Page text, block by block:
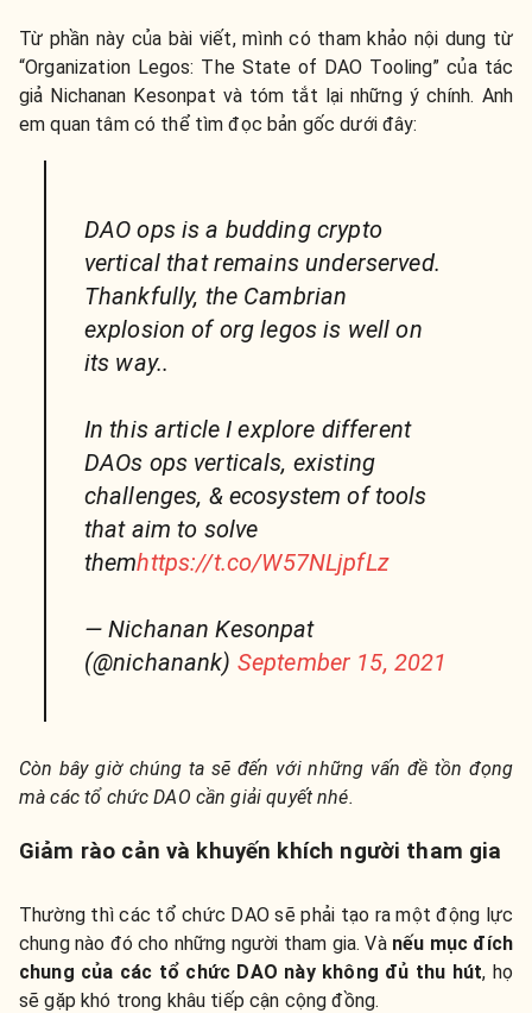
Từ phần này của bài viết, mình có tham khảo nội dung từ
“Organization Legos: The State of DAO Tooling” của tác
giả Nichanan Kesonpat và tóm tắt lại những ý chính. Anh
em quan tâm có thể tìm đọc bản gốc dưới đây:
DAO ops is a budding crypto
vertical that remains underserved.
Thankfully, the Cambrian
explosion of org legos is well on
its way..
In this article I explore different
DAOs ops verticals, existing
challenges, & ecosystem of tools
that aim to solve
themhttps://t.co/W57NLjpfLz
— Nichanan Kesonpat
(@nichanank) September 15, 2021
Còn bây giờ chúng ta sẽ đến với những vấn đề tồn đọng
mà các tổ chức DAO cần giải quyết nhé.
Giảm rào cản và khuyến khích người tham gia
Thường thì các tổ chức DAO sẽ phải tạo ra một động lực
chung nào đó cho những người tham gia. Và nếu mục đích
chung của các tổ chức DAO này không đủ thu hút, họ
sẽ gặp khó trong khâu tiếp cận cộng đồng.